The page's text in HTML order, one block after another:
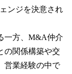
ンジを決意され
一方、M&A仲介
の関係構築や交
営業経験の中で